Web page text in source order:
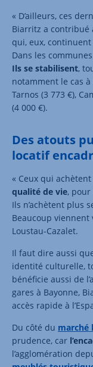
« D’ailleurs, ces
Biarritz a contribué
qui, eux,
Dans les
Ils se stabilisent,
notamment le cas à
Tarnos (3 773 €),
(4 000 €).
Des atouts
locatif
« Ceux qui
qualité de vie,
Ils n’achètent plus
Beaucoup viennent
Loustau-Cazalet.
Il faut dire aussi
identité culturelle,
bénéficie aussi de
gares à Bayonne,
accès rapide à
Du côté du marché
prudence, car
l’agglomération